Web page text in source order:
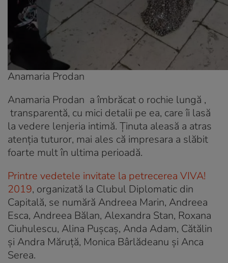
Anamaria Prodan
Anamaria Prodan a îmbrăcat o rochie lungă ,
transparentă, cu mici detalii pe ea, care îi lasă
la vedere lenjeria intimă. Ținuta aleasă a atras
atenția tuturor, mai ales că impresara a slăbit
foarte mult în ultima perioadă.
Printre vedetele invitate la petrecerea VIVA!
2019, organizată la Clubul Diplomatic din
Capitală, se numără Andreea Marin, Andreea
Esca, Andreea Bălan, Alexandra Stan, Roxana
Ciuhulescu, Alina Pușcaș, Anda Adam, Cătălin
și Andra Măruță, Monica Bârlădeanu și Anca
Serea.